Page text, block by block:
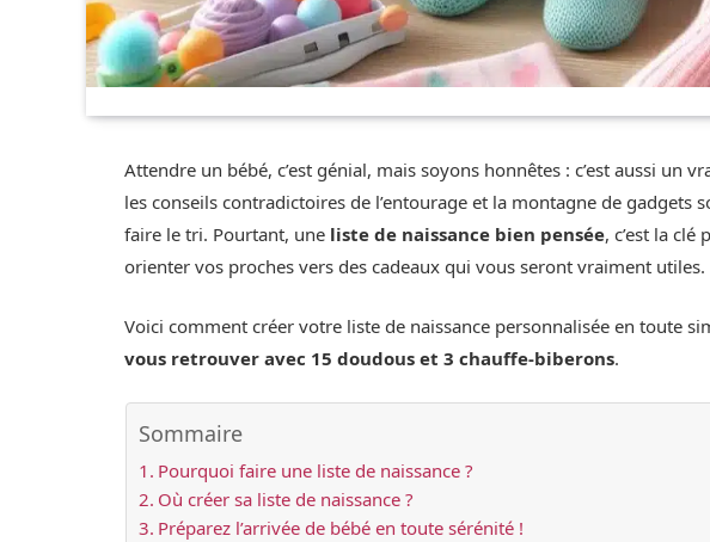
Attendre un bébé, c’est génial, mais soyons honnêtes : c’est aussi un
les conseils contradictoires de l’entourage et la montagne de gadgets
faire le tri. Pourtant, une liste de naissance bien pensée, c’est la
orienter vos proches vers des cadeaux qui vous seront vraiment utiles.
Voici comment créer votre liste de naissance personnalisée en toute
vous retrouver avec 15 doudous et 3 chauffe-biberons.
Sommaire
Pourquoi faire une liste de naissance ?
Où créer sa liste de naissance ?
Préparez l’arrivée de bébé en toute sérénité !